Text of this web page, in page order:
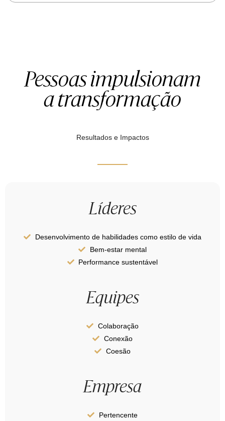
Pessoas impulsionam
a transformação
Resultados e Impactos
Líderes
Desenvolvimento de habilidades como estilo de vida
Bem-estar mental
Performance sustentável
Equipes
Colaboração
Conexão
Coesão
Empresa
Pertencente